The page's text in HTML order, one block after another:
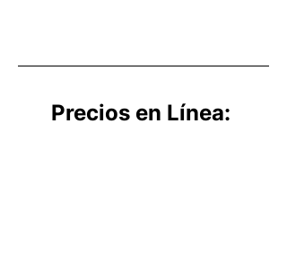
Precios en Línea: